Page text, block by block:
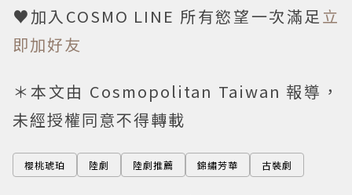
♥加入COSMO LINE 所有慾望一次滿足立
即加好友
＊本文由 Cosmopolitan Taiwan 報導，
未經授權同意不得轉載
櫻桃琥珀 陸劇 陸劇推薦 錦繡芳華 古裝劇